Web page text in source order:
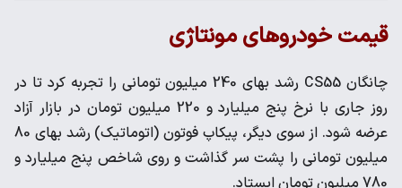
قیمت خودروهای مونتاژی
چانگان CS55 رشد بهای 240 میلیون تومانی را تجربه کرد تا در
روز جاری با نرخ پنج میلیارد و 220 میلیون تومان در بازار آزاد
عرضه شود. از سوی دیگر، پیکاپ فوتون (اتوماتیک) رشد بهای 80
میلیون تومانی را پشت سر گذاشت و روی شاخص پنج میلیارد و
780 میلیون تومان ایستاد.